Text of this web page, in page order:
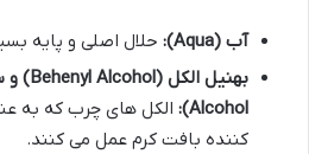
آب (Aqua):
حلال اصلی و پایه
Alcohol):
الکل های چرب که به
کننده بافت کرم عمل می کنند.